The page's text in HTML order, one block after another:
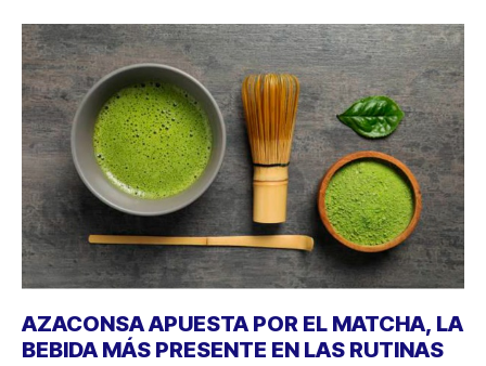
AZACONSA APUESTA POR EL MATCHA, LA
BEBIDA MÁS PRESENTE EN LAS RUTINAS